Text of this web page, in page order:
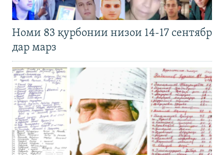
Номи 83 қурбонии низои 14-17 сентябр
дар марз